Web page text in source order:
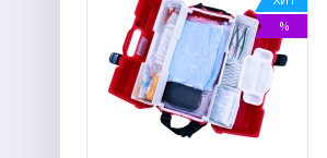
%